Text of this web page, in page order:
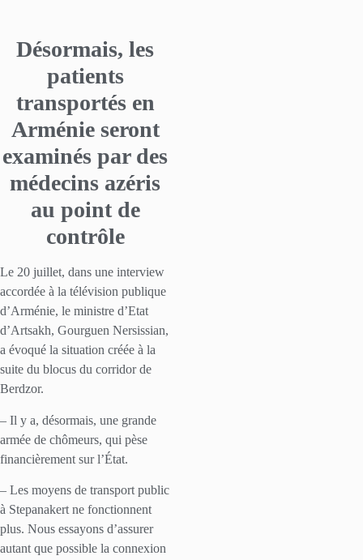
Désormais, les
patients
transportés en
Arménie seront
examinés par des
médecins azéris
au point de
contrôle
Le 20 juillet, dans une interview
accordée à la télévision publique
d’Arménie, le ministre d’Etat
d’Artsakh, Gourguen Nersissian,
a évoqué la situation créée à la
suite du blocus du corridor de
Berdzor.
– Il y a, désormais, une grande
armée de chômeurs, qui pèse
financièrement sur l’État.
– Les moyens de transport public
à Stepanakert ne fonctionnent
plus. Nous essayons d’assurer
autant que possible la connexion